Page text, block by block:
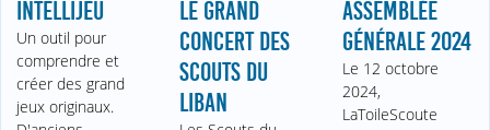
INTELLIJEU
Un outil pour
comprendre et
créer des grand
jeux originaux.
LE GRAND
CONCERT DES
SCOUTS DU
LIBAN
ASSEMBLÉE
GÉNÉRALE 2024
Le 12 octobre
2024,
LaToileScoute